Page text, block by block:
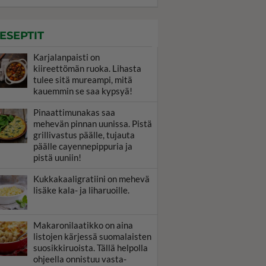
Karjalanpaisti on
kiireettömän ruoka. Lihasta
tulee sitä mureampi, mitä
kauemmin se saa kypsyä!
Pinaattimunakas saa
mehevän pinnan uunissa. Pistä
grillivastus päälle, tujauta
päälle cayennepippuria ja
pistä uuniin!
Kukkakaaligratiini on mehevä
lisäke kala- ja liharuoille.
Makaronilaatikko on aina
listojen kärjessä suomalaisten
suosikkiruoista. Tällä helpolla
ohjeella onnistuu vasta-